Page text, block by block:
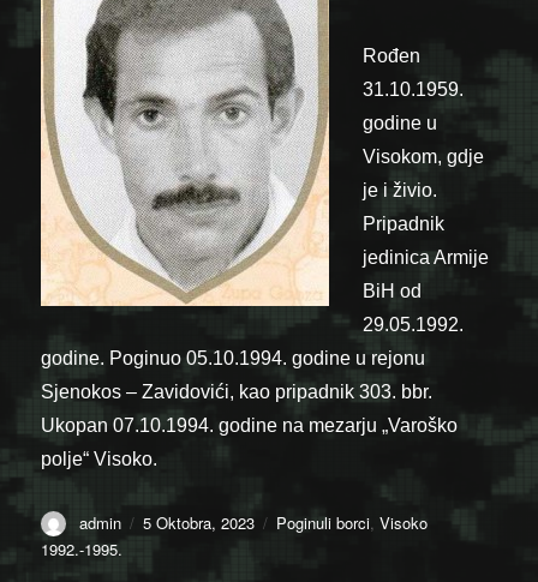
Rođen
31.10.1959.
godine u
Visokom, gdje
je i živio.
Pripadnik
jedinica Armije
BiH od
29.05.1992.
godine. Poginuo 05.10.1994. godine u rejonu
Sjenokos – Zavidovići, kao pripadnik 303. bbr.
Ukopan 07.10.1994. godine na mezarju „Varoško
polje“ Visoko.
Author
admin
Posted
5 Oktobra, 2023 Categories
Poginuli borci,Visoko
1992.-1995.